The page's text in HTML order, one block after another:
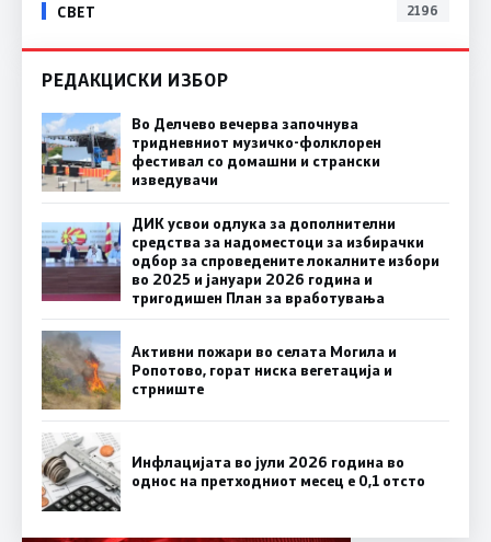
СВЕТ 2196
РЕДАКЦИСКИ ИЗБОР
Во Делчево вечерва започнува
тридневниот музичко-фолклорен
фестивал со домашни и странски
изведувачи
ДИК усвои одлука за дополнителни
средства за надоместоци за избирачки
одбор за спроведените локалните избори
во 2025 и јануари 2026 година и
тригодишен План за вработувања
Активни пожари во селата Могила и
Ропотово, горат ниска вегетација и
стрниште
Инфлацијата во јули 2026 година во
однос на претходниот месец е 0,1 отсто